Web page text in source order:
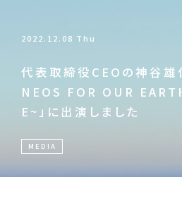
2022.12.08 Thu
代表取締役CEOの神谷雄
NEOS FOR OUR
E~」に出演しました
MEDIA